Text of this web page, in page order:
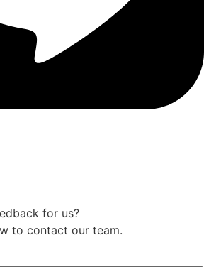
for us?
to contact our team.